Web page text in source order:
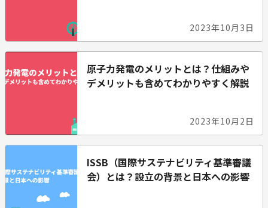
2023年10月3日
原子力発電のメリットとは？仕組みや
デメリットも含めてわかりやすく解説
2023年10月2日
ISSB（国際サステナビリティ基準審議
会）とは？設立の背景と日本への影響